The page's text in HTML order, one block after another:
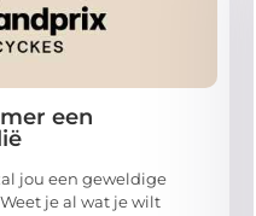
een
jou een geweldige
je al wat je wilt